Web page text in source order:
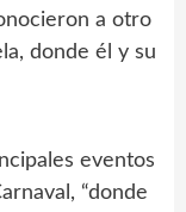
a otro
donde él y su
eventos
“donde